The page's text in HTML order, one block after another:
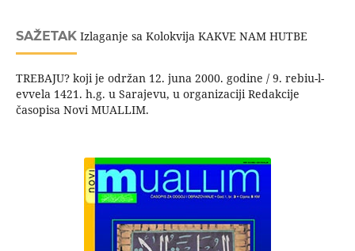
SAŽETAKIzlaganje sa Kolokvija KAKVE NAM HUTBE
TREBAJU? koji je održan 12. juna 2000. godine / 9. rebiu-l-
evvela 1421. h.g. u Sarajevu, u organizaciji Redakcije
časopisa Novi MUALLIM.